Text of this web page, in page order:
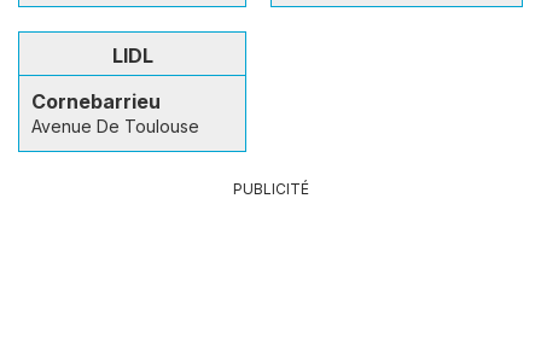
LIDL
Cornebarrieu
Avenue De Toulouse
PUBLICITÉ